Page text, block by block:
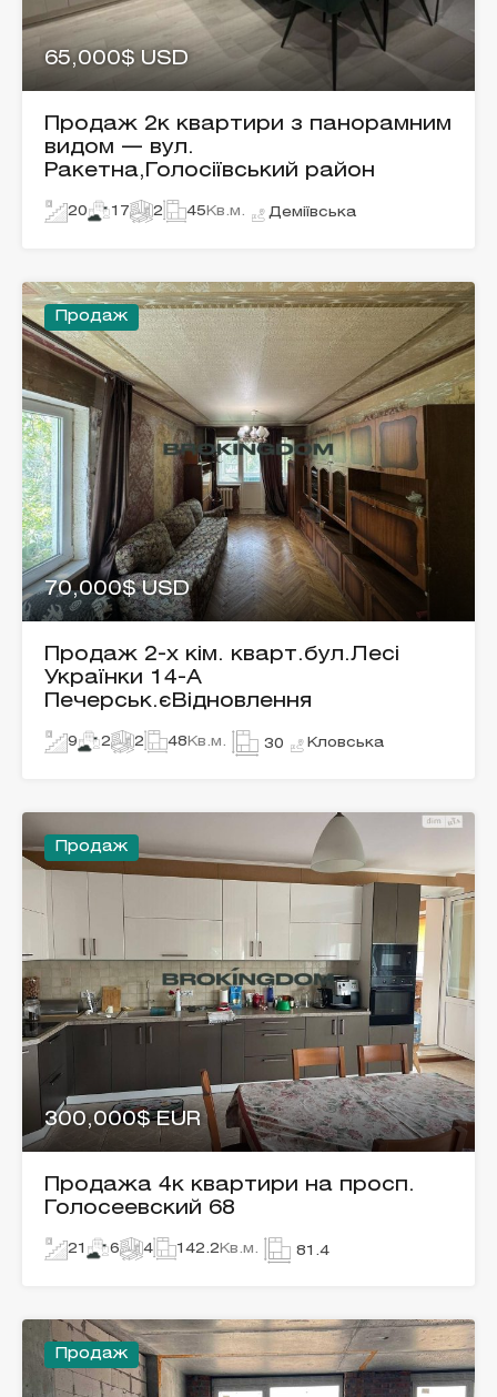
65,000$ USD
Продаж 2к квартири з панорамним
видом — вул.
Ракетна,Голосіївський район
20 17 2 45 Кв.м. Деміївська
Продаж
70,000$ USD
Продаж 2-х кім. кварт.бул.Лесі
Українки 14-А
Печерськ.єВідновлення
9 2 2 48 Кв.м. 30 Кловська
Продаж
300,000$ EUR
Продажа 4к квартири на просп.
Голосеевский 68
21 6 4 142.2 Кв.м. 81.4
Продаж